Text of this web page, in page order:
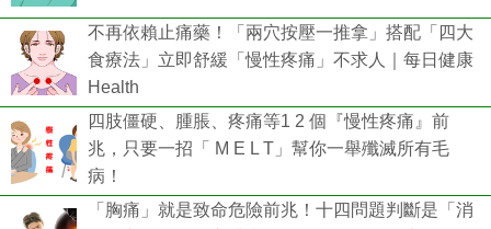
不再依賴止痛藥！「兩穴按壓一推拿」搭配「四大
食療法」立即舒緩「慢性疼痛」不求人｜每日健康
Health
四肢僵硬、腫脹、疼痛等1 2 個『慢性疼痛』前
兆，只要一招「 M E L T」幫你一舉殲滅所有毛
病！
「胸痛」就是致命危險前兆！十四問題判斷是「消